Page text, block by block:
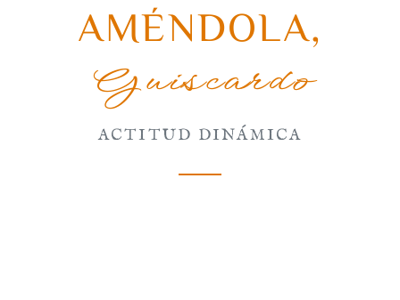
AMÉNDOLA,
Guiscardo
ACTITUD DINÁMICA